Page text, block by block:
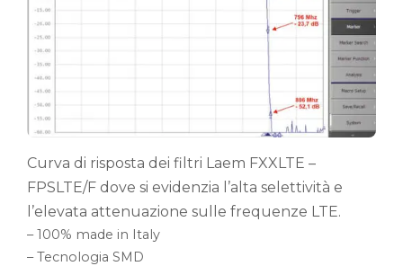
Curva di risposta dei filtri Laem FXXLTE –
FPSLTE/F dove si evidenzia l’alta selettività e
l’elevata attenuazione sulle frequenze LTE.
– 100% made in Italy
– Tecnologia SMD